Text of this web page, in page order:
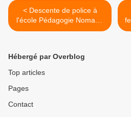
< Descente de police à
l'école Pédagogie Nomade
de Limerlé
Hébergé par Overblog
Top articles
Pages
Contact